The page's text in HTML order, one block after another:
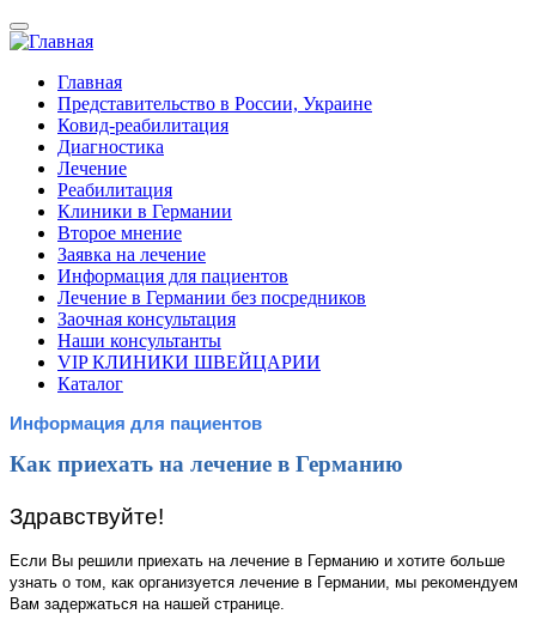
Перейти
к
содержанию
Mobile
navigation
Главная
Представительство в России, Украине
Ковид-реабилитация
Диагностика
Лечение
Реабилитация
Клиники в Германии
Второе мнение
Заявка на лечение
Информация для пациентов
Лечение в Германии без посредников
Заочная консультация
Наши консультанты
VIP КЛИНИКИ ШВЕЙЦАРИИ
Каталог
Информация для пациентов
Как приехать на лечение в Германию
Здравствуйте!
Если Вы решили приехать на лечение в Германию и хотите больше
узнать о том, как организуется лечение в Германии, мы рекомендуем
Вам задержаться на нашей странице.